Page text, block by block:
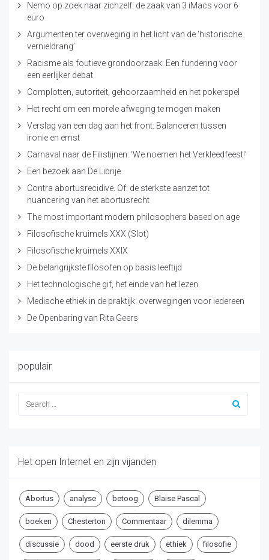
Nemo op zoek naar zichzelf: de zaak van 3 iMacs voor 6
euro
Argumenten ter overweging in het licht van de ‘historische
vernieldrang’
Racisme als foutieve grondoorzaak: Een fundering voor
een eerlijker debat
Complotten, autoriteit, gehoorzaamheid en het pokerspel
Het recht om een morele afweging te mogen maken
Verslag van een dag aan het front: Balanceren tussen
ironie en ernst
Carnaval naar de Filistijnen: ‘We noemen het Verkleedfeest!’
Een bezoek aan De Librije
Contra abortusrecidive. Of: de sterkste aanzet tot
nuancering van het abortusrecht
The most important modern philosophers based on age
Filosofische kruimels XXX (Slot)
Filosofische kruimels XXIX
De belangrijkste filosofen op basis leeftijd
Het technologische gif, het einde van het lezen
Medische ethiek in de praktijk: overwegingen voor iedereen
De Openbaring van Rita Geers
populair
Het open Internet en zijn vijanden
Abortus analyse betoog Blaise Pascal
boeken Chesterton Commentaar dilemma
discussie dood eerste druk ethiek filosofie